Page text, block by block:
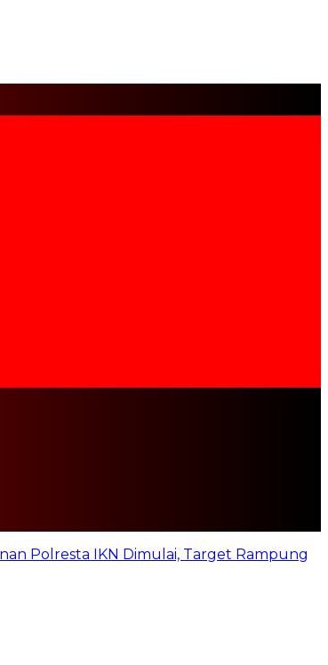
Polresta IKN Dimulai, Target Rampung